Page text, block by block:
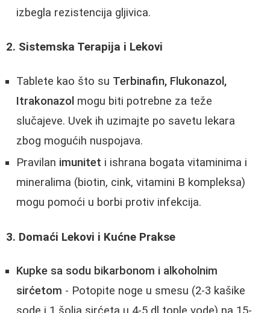
izbegla rezistencija gljivica.
2. Sistemska Terapija i Lekovi
Tablete kao što su Terbinafin, Flukonazol,
Itrakonazol mogu biti potrebne za teže
slučajeve. Uvek ih uzimajte po savetu lekara
zbog mogućih nuspojava.
Pravilan imunitet i ishrana bogata vitaminima i
mineralima (biotin, cink, vitamini B kompleksa)
mogu pomoći u borbi protiv infekcija.
3. Domaći Lekovi i Kućne Prakse
Kupke sa sodu bikarbonom i alkoholnim
sirćetom - Potopite noge u smesu (2-3 kašike